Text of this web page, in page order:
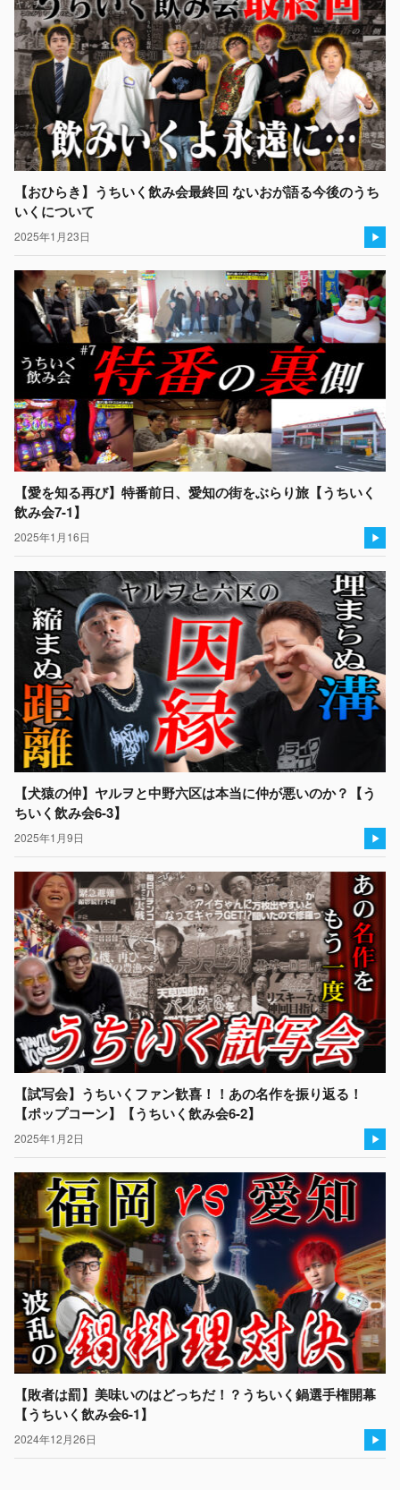
【おひらき】うちいく飲み会最終回 ないおが語る今後のうち
いくについて
2025年1月23日
【愛を知る再び】特番前日、愛知の街をぶらり旅【うちいく
飲み会7-1】
2025年1月16日
【犬猿の仲】ヤルヲと中野六区は本当に仲が悪いのか？【う
ちいく飲み会6-3】
2025年1月9日
【試写会】うちいくファン歓喜！！あの名作を振り返る！
【ポップコーン】【うちいく飲み会6-2】
2025年1月2日
【敗者は罰】美味いのはどっちだ！？うちいく鍋選手権開幕
【うちいく飲み会6-1】
2024年12月26日